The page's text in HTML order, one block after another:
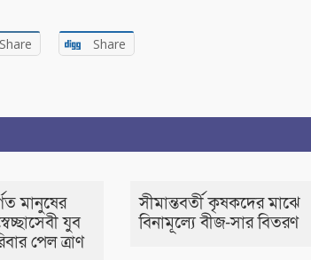
Share Share
মানুষের
যুব
পেল ত্রাণ
সীমান্তবর্তী কৃষকদের মাঝে
বিনামূল্যে বীজ-সার বিতরণ